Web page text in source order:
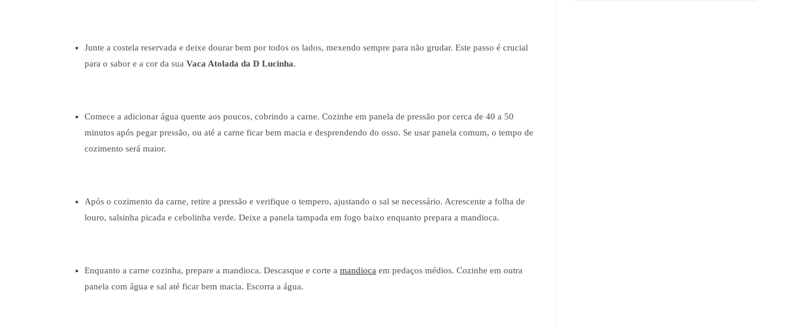
Junte a costela reservada e deixe dourar bem por todos os lados, mexendo sempre para não grudar. Este passo é crucial
para o sabor e a cor da sua Vaca Atolada da D Lucinha.
Comece a adicionar água quente aos poucos, cobrindo a carne. Cozinhe em panela de pressão por cerca de 40 a 50
minutos após pegar pressão, ou até a carne ficar bem macia e desprendendo do osso. Se usar panela comum, o tempo de
cozimento será maior.
Após o cozimento da carne, retire a pressão e verifique o tempero, ajustando o sal se necessário. Acrescente a folha de
louro, salsinha picada e cebolinha verde. Deixe a panela tampada em fogo baixo enquanto prepara a mandioca.
Enquanto a carne cozinha, prepare a mandioca. Descasque e corte a mandioca em pedaços médios. Cozinhe em outra
panela com água e sal até ficar bem macia. Escorra a água.